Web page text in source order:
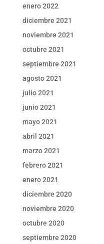
enero 2022
diciembre 2021
noviembre 2021
octubre 2021
septiembre 2021
agosto 2021
julio 2021
junio 2021
mayo 2021
abril 2021
marzo 2021
febrero 2021
enero 2021
diciembre 2020
noviembre 2020
octubre 2020
septiembre 2020